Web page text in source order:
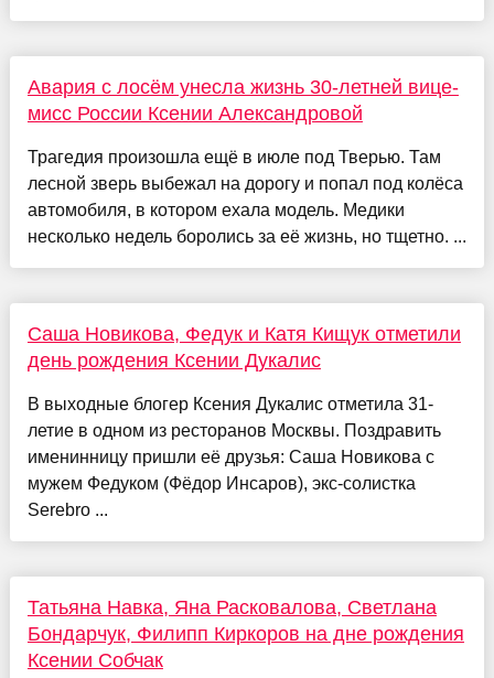
Авария с лосём унесла жизнь 30-летней вице-
мисс России Ксении Александровой
Трагедия произошла ещё в июле под Тверью. Там
лесной зверь выбежал на дорогу и попал под колёса
автомобиля, в котором ехала модель. Медики
несколько недель боролись за её жизнь, но тщетно. ...
Саша Новикова, Федук и Катя Кищук отметили
день рождения Ксении Дукалис
В выходные блогер Ксения Дукалис отметила 31-
летие в одном из ресторанов Москвы. Поздравить
именинницу пришли её друзья: Саша Новикова с
мужем Федуком (Фёдор Инсаров), экс-солистка
Serebro ...
Татьяна Навка, Яна Расковалова, Светлана
Бондарчук, Филипп Киркоров на дне рождения
Ксении Собчак